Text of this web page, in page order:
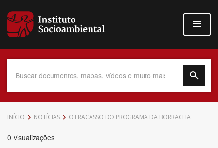
para
conteúdo
Data do Documento
INÍCIO NOTÍCIAS O FRACASSO DO PROGRAMA DA BORRACHA
0 visualizações